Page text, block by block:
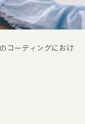
コーディングにおけ